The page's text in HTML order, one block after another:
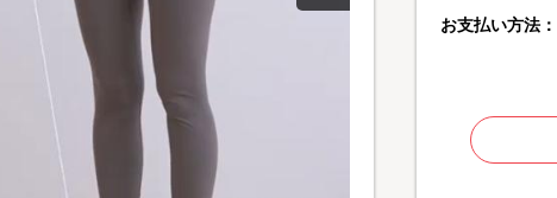
お支払い方法：